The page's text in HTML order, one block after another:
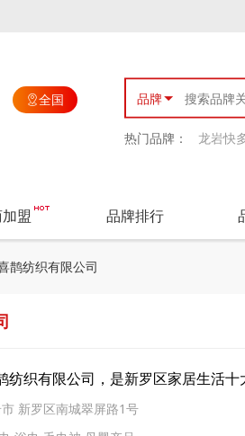
全国 品牌
热门品牌： 龙岩快
盟 品牌排行
鹊纺织有限公司
纺织有限公司，是新罗区家居生活十
新罗区南城翠屏路1号